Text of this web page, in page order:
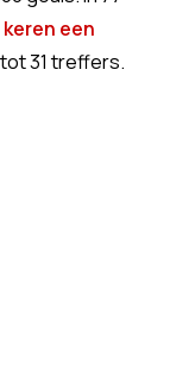
een
31 treffers.